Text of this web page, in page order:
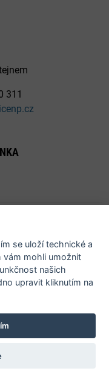
se uloží technické a
vám mohli umožnit
našich
upravit kliknutím na
311
- všechna práva